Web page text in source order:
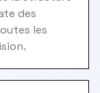
des
les